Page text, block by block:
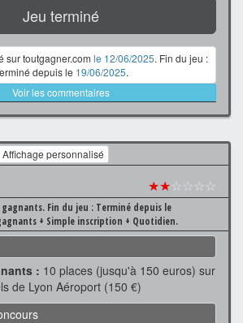
Jeu terminé
sur toutgagner.com le 12/06/2025. Fin du jeu :
depuis le 19/06/2025.
Voir les commentaires
Affichage personnalisé
★★☆☆☆☆
Fin du jeu : Terminé depuis le
+ Simple inscription + Quotidien.
: 10 places (jusqu'à 150 euros) sur
de Lyon Aéroport (150 €)